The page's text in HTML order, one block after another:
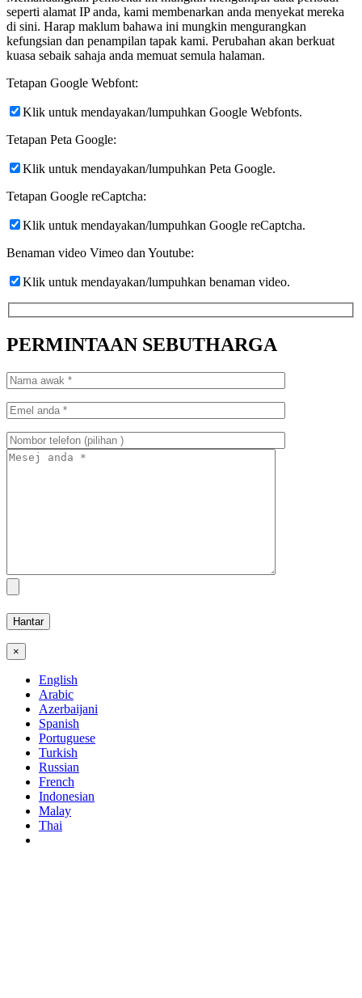
seperti alamat IP anda, kami membenarkan anda menyekat mereka
di sini. Harap maklum bahawa ini mungkin mengurangkan
kefungsian dan penampilan tapak kami. Perubahan akan berkuat
kuasa sebaik sahaja anda memuat semula halaman.
Tetapan Google Webfont:
Klik untuk mendayakan/lumpuhkan Google Webfonts.
Tetapan Peta Google:
Klik untuk mendayakan/lumpuhkan Peta Google.
Tetapan Google reCaptcha:
Klik untuk mendayakan/lumpuhkan Google reCaptcha.
Benaman video Vimeo dan Youtube:
Klik untuk mendayakan/lumpuhkan benaman video.
PERMINTAAN SEBUTHARGA
×
English
Arabic
Azerbaijani
Spanish
Portuguese
Turkish
Russian
French
Indonesian
Malay
Thai